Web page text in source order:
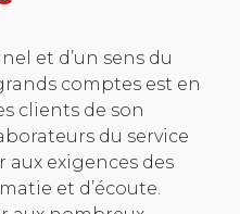
et d’un sens du
comptes est en
clients de son
du service
aux exigences des
et d’écoute.